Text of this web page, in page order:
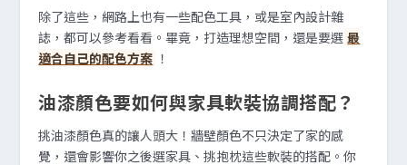
除了這些，網路上也有一些配色工具，或是室內設計雜
誌，都可以參考看看。畢竟，打造理想空間，還是要選 最
適合自己的配色方案 ！
油漆顏色要如何與家具軟裝協調搭配？
挑油漆顏色真的讓人頭大！牆壁顏色不只決定了家的感
覺，還會影響你之後選家具、挑抱枕這些軟裝的搭配。你